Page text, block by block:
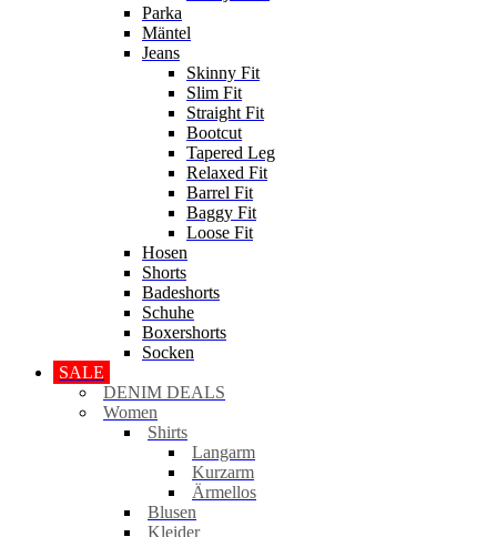
Parka
Mäntel
Jeans
Skinny Fit
Slim Fit
Straight Fit
Bootcut
Tapered Leg
Relaxed Fit
Barrel Fit
Baggy Fit
Loose Fit
Hosen
Shorts
Badeshorts
Schuhe
Boxershorts
Socken
SALE
DENIM DEALS
Women
Shirts
Langarm
Kurzarm
Ärmellos
Blusen
Kleider